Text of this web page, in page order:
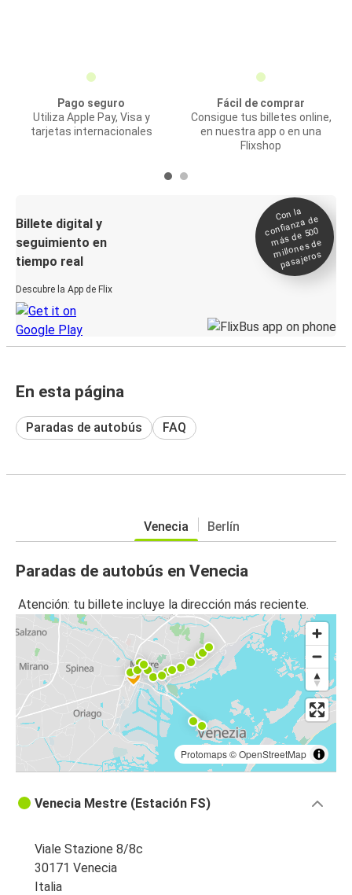
Pago seguro
Utiliza Apple Pay, Visa y
tarjetas internacionales
Fácil de comprar
Consigue tus billetes online,
en nuestra app o en una
Flixshop
Billete digital y
seguimiento en
tiempo real
Descubre la App de Flix
Con la
confianza de
más de 500
millones de
pasajeros
En esta página
Paradas de autobús FAQ
Venecia Berlín
Paradas de autobús en Venecia
Atención: tu billete incluye la dirección más reciente.
Protomaps©OpenStreetMap
Venecia Mestre (Estación FS)
Viale Stazione 8/8c
30171 Venecia
Italia